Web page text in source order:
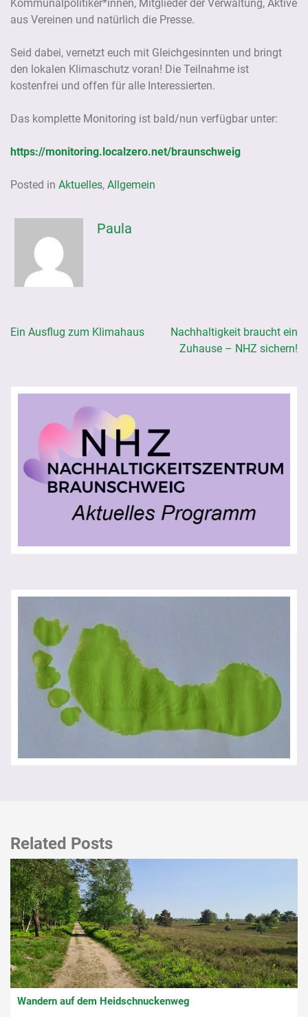
Kommunalpolitiker*innen, Mitglieder der Verwaltung, Aktive
aus Vereinen und natürlich die Presse.
Seid dabei, vernetzt euch mit Gleichgesinnten und bringt
den lokalen Klimaschutz voran! Die Teilnahme ist
kostenfrei und offen für alle Interessierten.
Das komplette Monitoring ist bald/nun verfügbar unter:
https://monitoring.localzero.net/braunschweig
Posted in Aktuelles, Allgemein
Paula
Beitragsnavigation
Ein Ausflug zum Klimahaus
Nachhaltigkeit braucht ein
Zuhause – NHZ sichern!
Related Posts
Wandern auf dem Heidschnuckenweg